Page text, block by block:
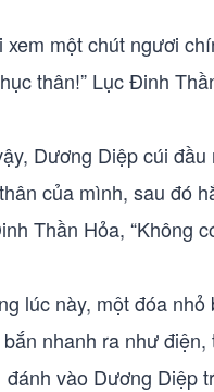
xem một chút ngươi
thân!” Lục Đinh
Dương Diệp cúi
của mình, sau đó
Thần Hỏa, “Không
lúc này, một đóa nhỏ
nhanh ra như
đánh vào Dương Diệp